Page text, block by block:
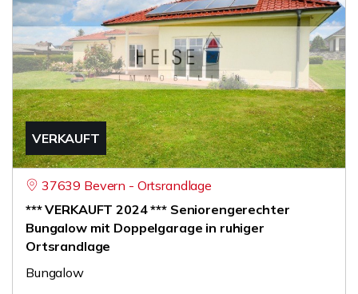
VERKAUFT
37639 Bevern - Ortsrandlage
*** VERKAUFT 2024 *** Seniorengerechter
Bungalow mit Doppelgarage in ruhiger
Ortsrandlage
Bungalow